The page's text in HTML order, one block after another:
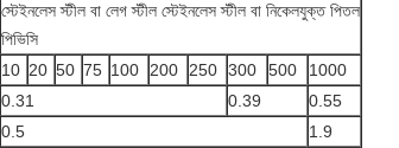
স্টেইনলেস স্টীল বা লেগ স্টীল স্টেইনলেস স্টীল বা নিকেলযুক্ত পিতল
পিভিসি
10 20 50 75 100 200 250 300 500
1000
0.31 0.39
0.55
0.5
1.9